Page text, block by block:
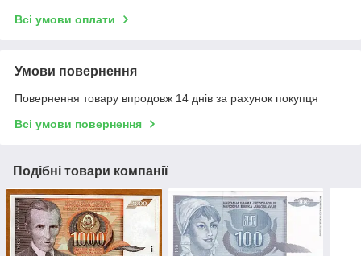
Всі умови оплати
Умови повернення
Повернення товару впродовж 14 днів за рахунок покупця
Всі умови повернення
Подібні товари компанії